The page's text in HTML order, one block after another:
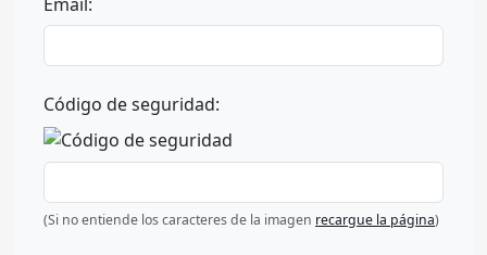
Código de seguridad:
(Si no entiende los caracteres de la imagen recargue la página)